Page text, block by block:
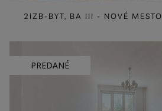
2IZB-BYT, BA III - NOVÉ MESTO
PREDANÉ